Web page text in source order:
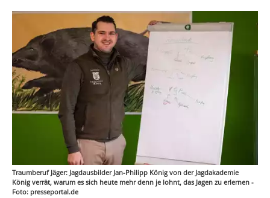
Traumberuf Jäger: Jagdausbilder Jan-Philipp König von der Jagdakademie
König verrät, warum es sich heute mehr denn je lohnt, das Jagen zu erlernen -
Foto: presseportal.de